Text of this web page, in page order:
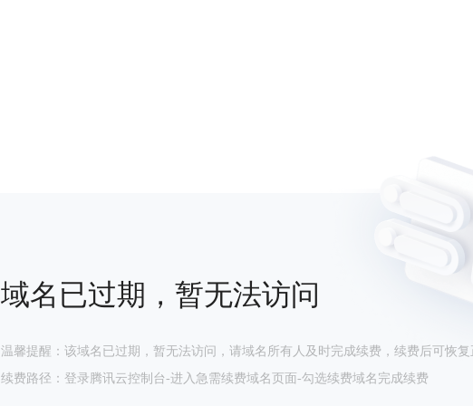
域名已过期，暂无法访问
温馨提醒：该域名已过期，暂无法访问，请域名所有人及时完成续费，续费后可恢复
续费路径：登录腾讯云控制台-进入急需续费域名页面-勾选续费域名完成续费